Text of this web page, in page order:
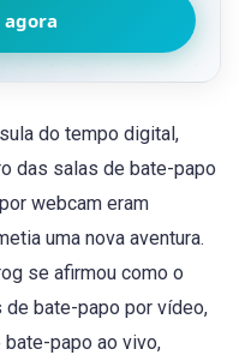
agora
do tempo digital,
das salas de bate-papo
webcam eram
uma nova aventura.
se afirmou como o
bate-papo por vídeo,
papo ao vivo,